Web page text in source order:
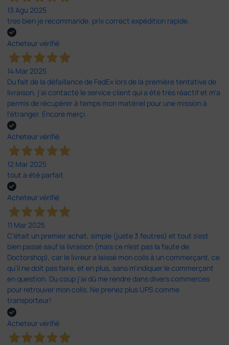
13 Agu 2025
tres bien je recommande. prix correct expédition rapide.
Acheteur vérifié
14 Mar 2025
Du fait de la défaillance de FedEx lors de la première tentative de
livraison, j'ai contacté le service client qui a été très réactif et m'a
permis de récupérer à temps mon matériel pour une mission à
l'étranger. Encore merçi.
Acheteur vérifié
12 Mar 2025
tout a été parfait
Acheteur vérifié
11 Mar 2025
C'était un premier achat, simple (juste 3 feutres) et tout s'est
bien passé sauf la livraison (mais ce n'est pas la faute de
Doctorshop), car le livreur a laissé mon colis à un commerçant, ce
qu'il ne doit pas faire, et en plus, sans m'indiquer le commerçant
en question. Du coup j'ai dû me rendre dans divers commerces
pour retrouver mon colis. Ne prenez plus UPS comme
transporteur!
Acheteur vérifié